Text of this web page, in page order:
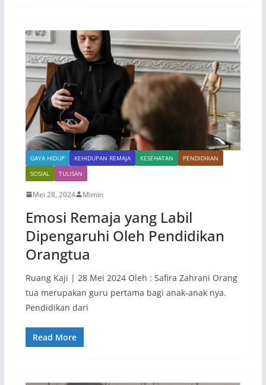
GAYA HIDUP KEHIDUPAN REMAJA KESEHATAN
PENDIDIKAN
SOSIAL
TULISAN
Mei 28, 2024 Mimin
Emosi Remaja yang Labil
Dipengaruhi Oleh Pendidikan
Orangtua
Ruang Kaji | 28 Mei 2024 Oleh : Safira Zahrani Orang
tua merupakan guru pertama bagi anak-anak nya.
Pendidikan dari
Read More